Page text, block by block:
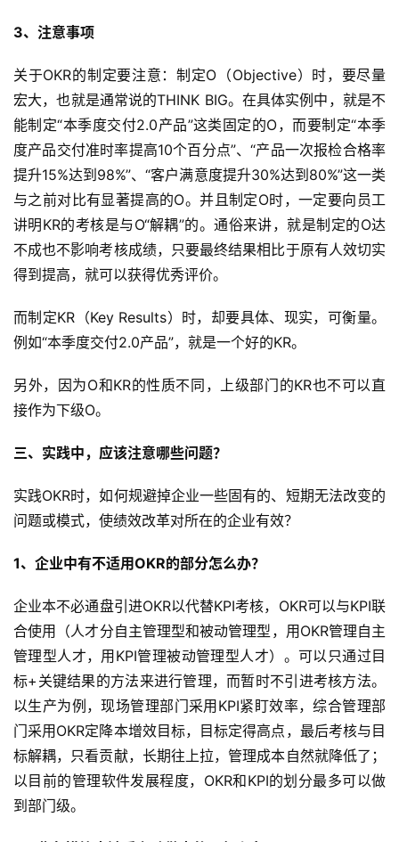
3、注意事项
关于OKR的制定要注意：制定O（Objective）时，要尽量
宏大，也就是通常说的THINK BIG。在具体实例中，就是不
能制定“本季度交付2.0产品”这类固定的O，而要制定“本季
度产品交付准时率提高10个百分点”、“产品一次报检合格率
提升15%达到98%”、“客户满意度提升30%达到80%”这一类
与之前对比有显著提高的O。并且制定O时，一定要向员工
讲明KR的考核是与O“解耦”的。通俗来讲，就是制定的O达
不成也不影响考核成绩，只要最终结果相比于原有人效切实
得到提高，就可以获得优秀评价。
而制定KR（Key Results）时，却要具体、现实，可衡量。
例如“本季度交付2.0产品”，就是一个好的KR。
另外，因为O和KR的性质不同，上级部门的KR也不可以直
接作为下级O。
三、实践中，应该注意哪些问题？
实践OKR时，如何规避掉企业一些固有的、短期无法改变的
问题或模式，使绩效改革对所在的企业有效？
1、企业中有不适用OKR的部分怎么办？
企业本不必通盘引进OKR以代替KPI考核，OKR可以与KPI联
合使用（人才分自主管理型和被动管理型，用OKR管理自主
管理型人才，用KPI管理被动管理型人才）。可以只通过目
标+关键结果的方法来进行管理，而暂时不引进考核方法。
以生产为例，现场管理部门采用KPI紧盯效率，综合管理部
门采用OKR定降本增效目标，目标定得高点，最后考核与目
标解耦，只看贡献，长期往上拉，管理成本自然就降低了；
以目前的管理软件发展程度，OKR和KPI的划分最多可以做
到部门级。